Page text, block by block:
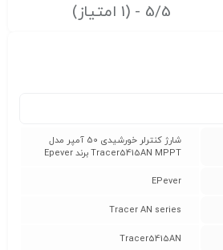
5/5 - (1 امتیاز)
شارژ کنترلر خورشیدی 50 آمپر مدل
Tracer5415AN MPPT برند Epever
EPever
Tracer AN series
Tracer5415AN